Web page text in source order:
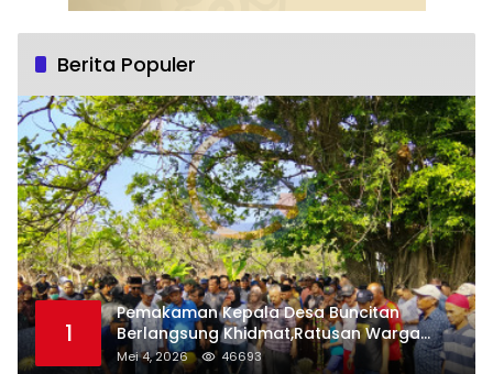
Berita Populer
1
Pemakaman Kepala Desa Buncitan
Berlangsung Khidmat,Ratusan Warga
Larut Dalam Duka Yang Mendalam
Mei 4, 2026 46693